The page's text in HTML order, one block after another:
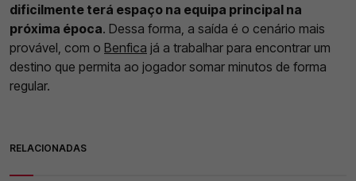
dificilmente terá espaço na equipa principal na
próxima época. Dessa forma, a saída é o cenário mais
provável, com o Benfica já a trabalhar para encontrar um
destino que permita ao jogador somar minutos de forma
regular.
RELACIONADAS